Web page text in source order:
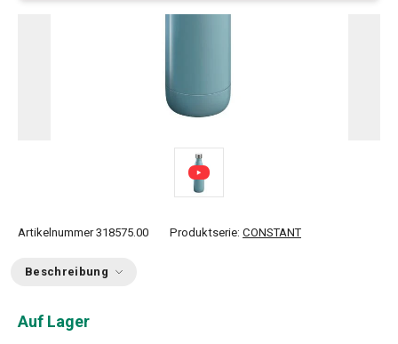
Artikelnummer 318575.00 Produktserie: CONSTANT
Beschreibung
Auf Lager